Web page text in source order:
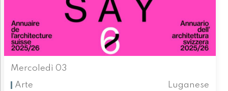
Mercoledì 03
Arte
Luganese